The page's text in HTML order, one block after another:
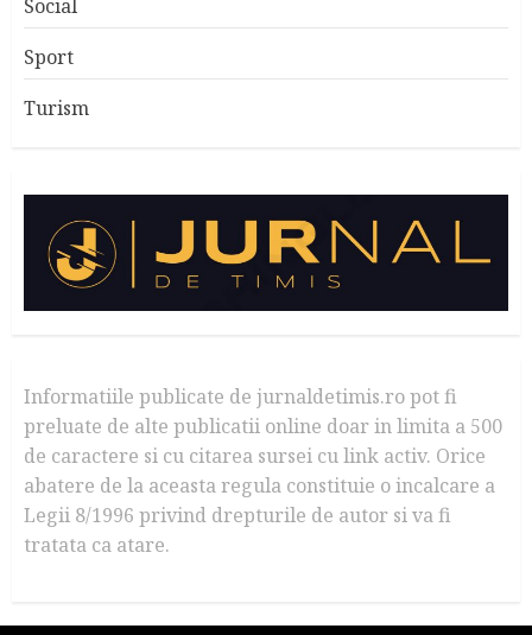
Social
Sport
Turism
Informatiile publicate de jurnaldetimis.ro pot fi
preluate de alte publicatii online doar in limita a 500
de caractere si cu citarea sursei cu link activ. Orice
abatere de la aceasta regula constituie o incalcare a
Legii 8/1996 privind drepturile de autor si va fi
tratata ca atare.